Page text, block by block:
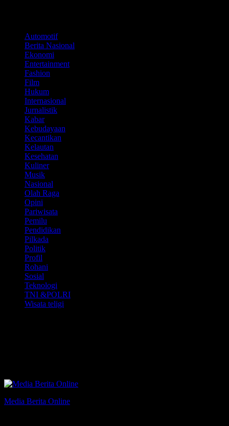
Automotif
Berita Nasional
Ekonomi
Entertainment
Fashion
Film
Hukum
Internasional
Jurnalistik
Kabar
Kebudayaan
Kecantikan
Kelautan
Kesehatan
Kuliner
Musik
Nasional
Olah Raga
Opini
Pariwisata
Pemilu
Pendidikan
Pilkada
Politik
Profil
Rohani
Sosial
Teknologi
TNI &POLRI
Wisata teligi
Media Berita Online